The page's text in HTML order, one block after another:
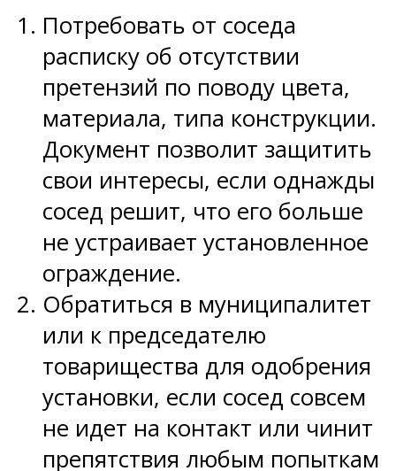
Потребовать от соседа
расписку об отсутствии
претензий по поводу цвета,
материала, типа конструкции.
Документ позволит защитить
свои интересы, если однажды
сосед решит, что его больше
не устраивает установленное
ограждение.
Обратиться в муниципалитет
или к председателю
товарищества для одобрения
установки, если сосед совсем
не идет на контакт или чинит
препятствия любым попыткам